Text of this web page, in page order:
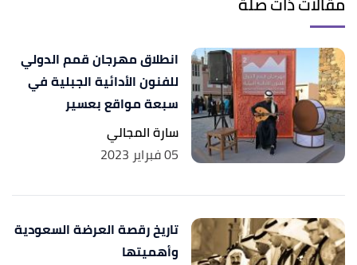
المفتوح لمشروع "حاضنة فنون الطهي""
انطلاق مهرجان قمم الدولي
للفنون الأدائية الجبلية في
سبعة مواقع بعسير
سارة المجالي
05 فبراير 2023
تاريخ رقصة العرضة السعودية
وأهميتها